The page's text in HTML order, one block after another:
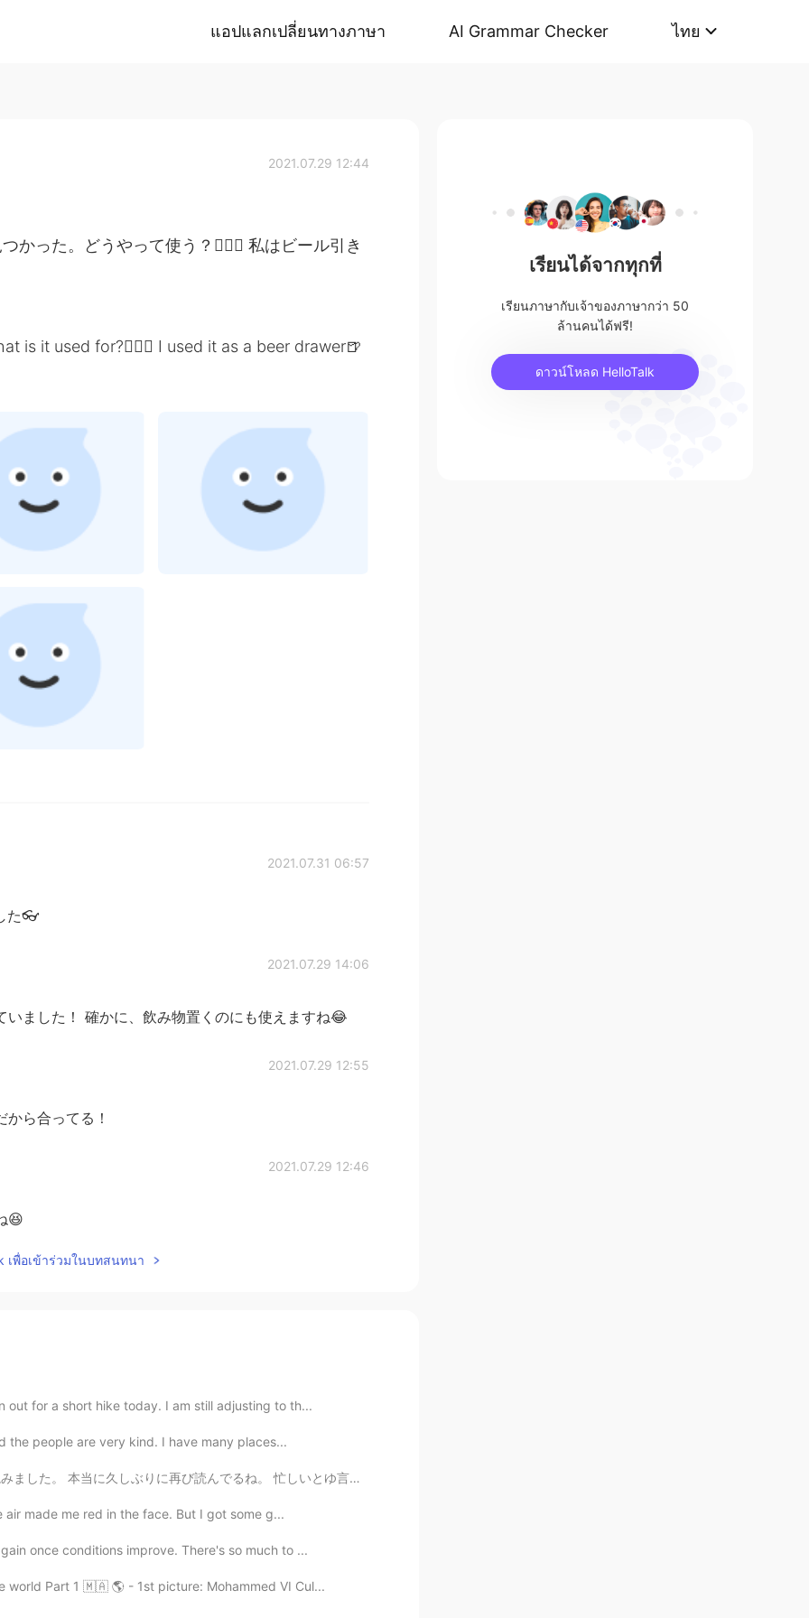
แอปแลกเปลี่ยนทางภาษา AI Grammar Checker ไทย
2021.07.29 12:44
かった。どうやって使う？🤷🏼‍♂️ 私はビール引き
is it used for?🤷🏼‍♂️ I used it as a beer drawer🍺
2021.07.31 06:57
た👓
2021.07.29 14:06
いました！ 確かに、飲み物置くのにも使えますね😂
2021.07.29 12:55
ら合ってる！
2021.07.29 12:46
😆
เพื่อเข้าร่วมในบทสนทนา
out for a short hike today. I am still adjusting to th...
the people are very kind. I have many places...
忙しいとゆ言い訳で4月20日以降ずっと忘れていました。5枚はとても短く、6枚はとても長かったんです。...
made me red in the face. But I got some g...
once conditions improve. There's so much to ...
world Part 1 🇲🇦 🌎 - 1st picture: Mohammed VI Cul...
เรียนได้จากทุกที่
เรียนภาษากับเจ้าของภาษากว่า 50
ล้านคนได้ฟรี!
ดาวน์โหลด HelloTalk